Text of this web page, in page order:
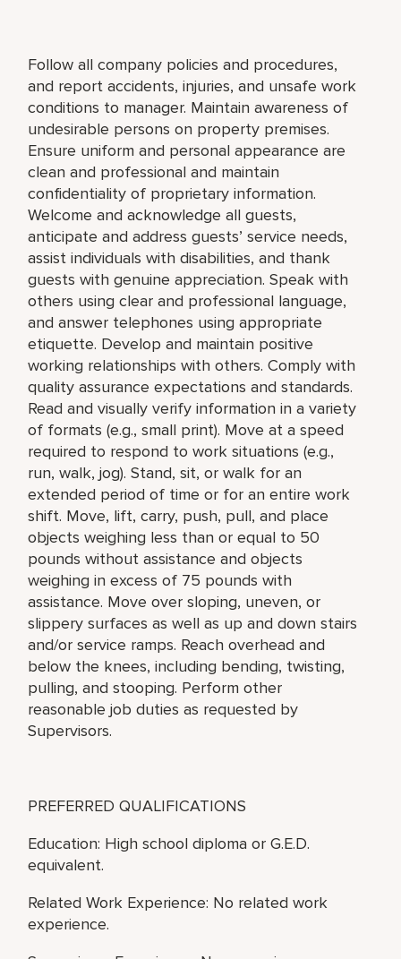
Follow all company policies and procedures,
and report accidents, injuries, and unsafe work
conditions to manager. Maintain awareness of
undesirable persons on property premises.
Ensure uniform and personal appearance are
clean and professional and maintain
confidentiality of proprietary information.
Welcome and acknowledge all guests,
anticipate and address guests’ service needs,
assist individuals with disabilities, and thank
guests with genuine appreciation. Speak with
others using clear and professional language,
and answer telephones using appropriate
etiquette. Develop and maintain positive
working relationships with others. Comply with
quality assurance expectations and standards.
Read and visually verify information in a variety
of formats (e.g., small print). Move at a speed
required to respond to work situations (e.g.,
run, walk, jog). Stand, sit, or walk for an
extended period of time or for an entire work
shift. Move, lift, carry, push, pull, and place
objects weighing less than or equal to 50
pounds without assistance and objects
weighing in excess of 75 pounds with
assistance. Move over sloping, uneven, or
slippery surfaces as well as up and down stairs
and/or service ramps. Reach overhead and
below the knees, including bending, twisting,
pulling, and stooping. Perform other
reasonable job duties as requested by
Supervisors.
PREFERRED QUALIFICATIONS
Education: High school diploma or G.E.D.
equivalent.
Related Work Experience: No related work
experience.